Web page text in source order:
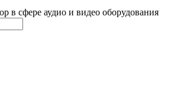
в сфере аудио и видео оборудования